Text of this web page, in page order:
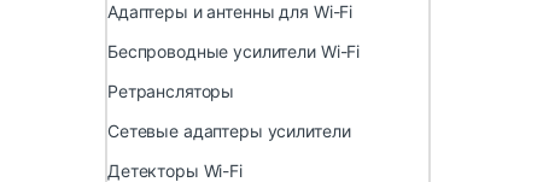
Адаптеры и антенны для Wi-Fi
Беспроводные усилители Wi-Fi
Ретрансляторы
Сетевые адаптеры усилители
Детекторы Wi-Fi